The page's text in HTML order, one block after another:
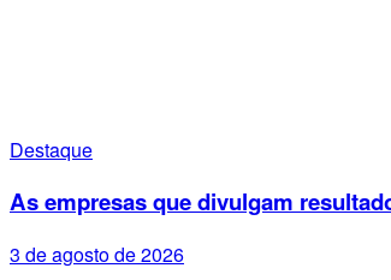
Destaque
As empresas que divulgam
3 de agosto de 2026